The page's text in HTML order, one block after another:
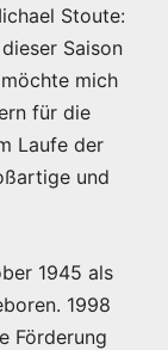
Stoute:
Saison
mich
für die
Laufe der
und
1945 als
1998
Förderung